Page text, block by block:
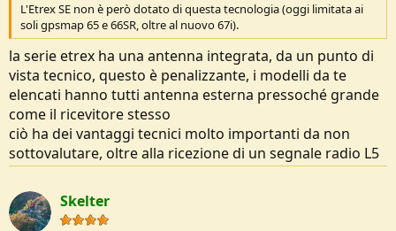
L'Etrex SE non è però dotato di questa tecnologia (oggi limitata ai
soli gpsmap 65 e 66SR, oltre al nuovo 67i).
la serie etrex ha una antenna integrata, da un punto di
vista tecnico, questo è penalizzante, i modelli da te
elencati hanno tutti antenna esterna pressoché grande
come il ricevitore stesso
ciò ha dei vantaggi tecnici molto importanti da non
sottovalutare, oltre alla ricezione di un segnale radio L5
Skelter